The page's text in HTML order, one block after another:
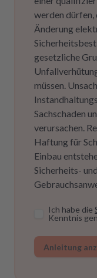
werden dürfen,
Änderung
gesetzliche
müssen.
Sachschaden
verursachen.
Haftung für
Einbau
Sicherheits-
Ich habe die
Kenntnis
Anleitung